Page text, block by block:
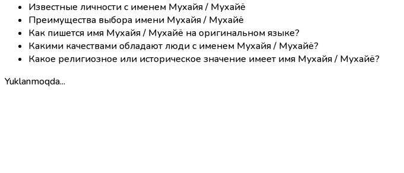
Известные личности с именем Мухайя / Мухайё
Преимущества выбора имени Мухайя / Мухайё
Как пишется имя Мухайя / Мухайё на оригинальном языке?
Какими качествами обладают люди с именем Мухайя / Мухайё?
Какое религиозное или историческое значение имеет имя Мухайя / Мухайё?
Yuklanmoqda...